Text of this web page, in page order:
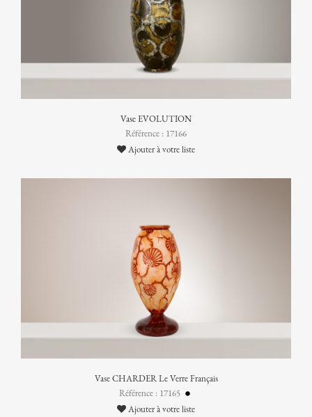
Vase EVOLUTION
Référence : 17166
Ajouter à votre liste
Vase CHARDER Le Verre Français
Référence : 17165
Ajouter à votre liste